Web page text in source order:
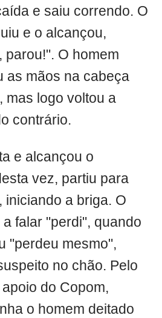
e saiu correndo. O
e o alcançou,
parou!". O homem
as mãos na cabeça
mas logo voltou a
contrário.
e alcançou o
vez, partiu para
iniciando a briga. O
falar "perdi", quando
"perdeu mesmo",
no chão. Pelo
do Copom,
o homem deitado